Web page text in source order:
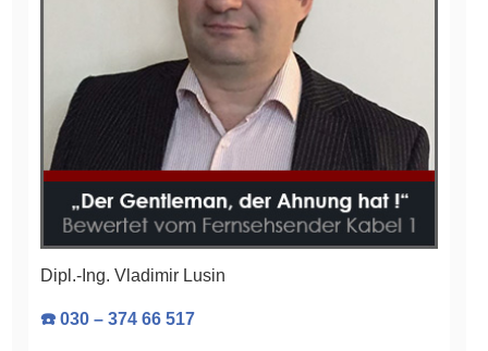
Dipl.-Ing. Vladimir Lusin
☎️ 030 – 374 66 517